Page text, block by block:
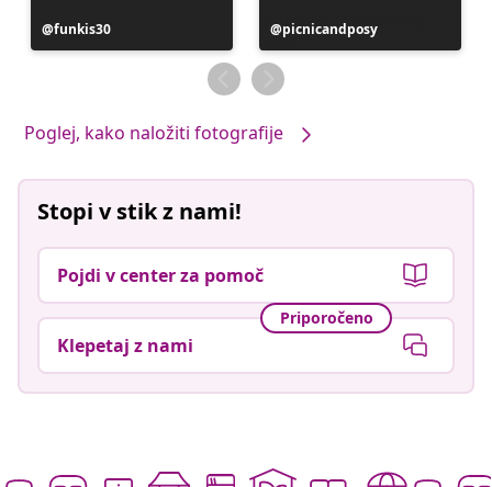
Objavo
je
funkis30
Objavo
je
objavil
picnicandposy
Poglej, kako naložiti fotografije
Stopi v stik z nami!
Pojdi v center za pomoč
Priporočeno
Klepetaj z nami